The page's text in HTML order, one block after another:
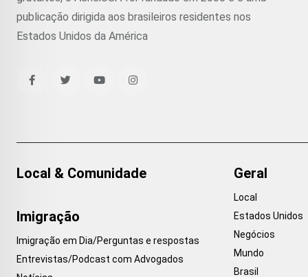
publicação dirigida aos brasileiros residentes nos
Estados Unidos da América
Local & Comunidade
Imigração
Imigração em Dia/Perguntas e respostas
Entrevistas/Podcast com Advogados
Geral
Local
Estados Unidos
Negócios
Mundo
Brasil